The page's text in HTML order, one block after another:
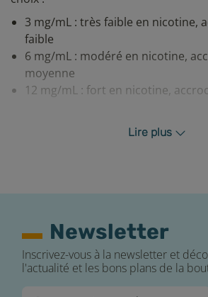
3 mg/mL : très faible en nicotine,
faible
6 mg/mL : modéré en nicotine,
moyenne
12 mg/mL : fort en nicotine,
Avertissements
Dangereux, respecter les précautions
flacons d’e-liquide de la marque
Lire plus
Newsletter
Inscrivez-vous à la newsletter et
l'actualité et les bons plans de la